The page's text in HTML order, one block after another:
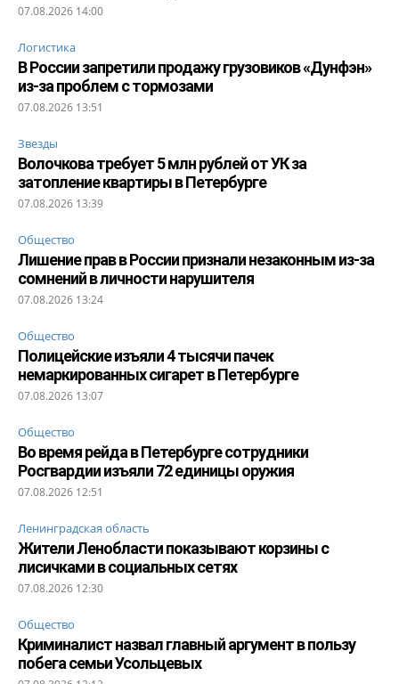
07.08.2026 14:00
Логистика
В России запретили продажу грузовиков «Дунфэн»
из-за проблем с тормозами
07.08.2026 13:51
Звезды
Волочкова требует 5 млн рублей от УК за
затопление квартиры в Петербурге
07.08.2026 13:39
Общество
Лишение прав в России признали незаконным из-за
сомнений в личности нарушителя
07.08.2026 13:24
Общество
Полицейские изъяли 4 тысячи пачек
немаркированных сигарет в Петербурге
07.08.2026 13:07
Общество
Во время рейда в Петербурге сотрудники
Росгвардии изъяли 72 единицы оружия
07.08.2026 12:51
Ленинградская область
Жители Ленобласти показывают корзины с
лисичками в социальных сетях
07.08.2026 12:30
Общество
Криминалист назвал главный аргумент в пользу
побега семьи Усольцевых